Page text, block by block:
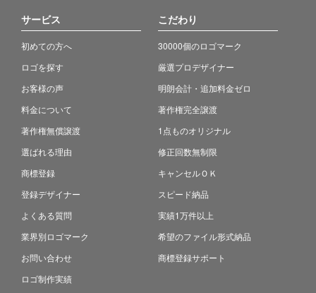
サービス
初めての方へ
ロゴを探す
お客様の声
料金について
著作権無償譲渡
選ばれる理由
商標登録
登録デザイナー
よくある質問
業界別ロゴマーク
お問い合わせ
ロゴ制作実績
こだわり
30000個のロゴマーク
厳選プロデザイナー
明朗会計・追加料金ゼロ
著作権完全譲渡
1点ものオリジナル
修正回数無制限
キャンセルＯＫ
スピード納品
実績1万件以上
希望のファイル形式納品
商標登録サポート